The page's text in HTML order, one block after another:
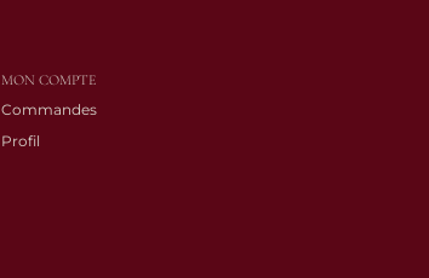
MON COMPTE
Commandes
Profil